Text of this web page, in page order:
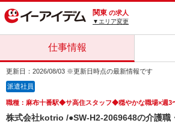
関東 の求人
▼エリア変更
仕事情報
更新日：2026/08/03 ※更新日時点の最新情報です
派遣社員
職種：麻布十番駅◆サ高住スタッフ◆穏やかな職場×週3
株式会社kotrio /●SW-H2-2069648の介護職